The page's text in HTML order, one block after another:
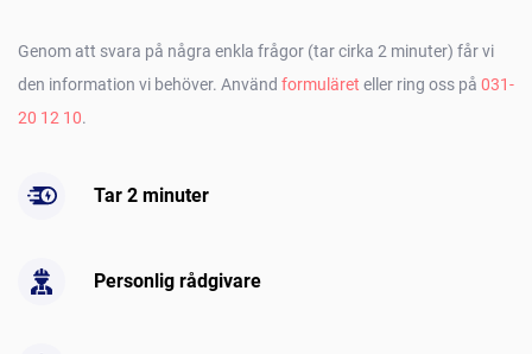
Genom att svara på några enkla frågor (tar cirka 2 minuter) får vi
den information vi behöver. Använd formuläret eller ring oss på 031-
20 12 10.
Tar 2 minuter
Personlig rådgivare